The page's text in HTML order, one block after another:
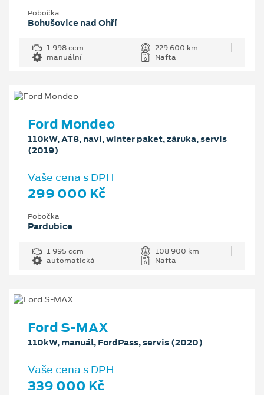
Pobočka
Bohušovice nad Ohří
1 998 ccm
229 600 km
manuální
Nafta
Ford Mondeo
110kW, AT8, navi, winter paket, záruka, servis
(2019)
Vaše cena s DPH
299 000 Kč
Pobočka
Pardubice
1 995 ccm
108 900 km
automatická
Nafta
Ford S-MAX
110kW, manuál, FordPass, servis (2020)
Vaše cena s DPH
339 000 Kč